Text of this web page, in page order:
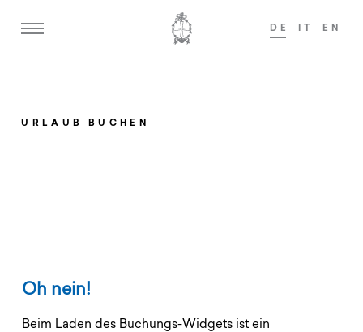
DE EN
Zimmer & Suiten
Angebote
URLAUB BUCHEN
Oh nein!
Beim Laden des Buchungs-Widgets ist ein